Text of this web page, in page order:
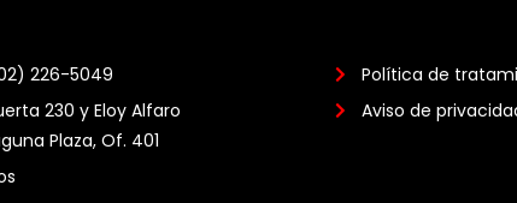
226-5049
230 y Eloy Alfaro
Plaza, Of. 401
Política de
Aviso de